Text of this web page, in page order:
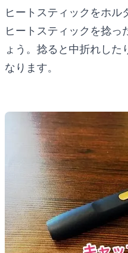
ヒートスティックをホル
ヒートスティックを捻っ
ょう。捻ると中折れした
なります。